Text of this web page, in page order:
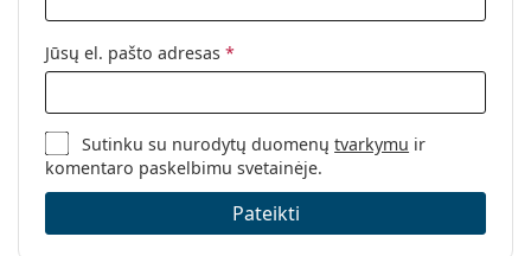
Jūsų el. pašto adresas *
Sutinku su nurodytų duomenųtvarkymu ir
komentaro paskelbimu svetainėje.
Pateikti